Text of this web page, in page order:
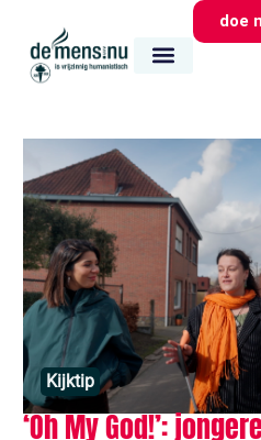
doe
Kijktip
‘Oh My God!’: